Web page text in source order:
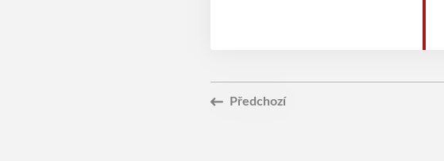
Předchozí